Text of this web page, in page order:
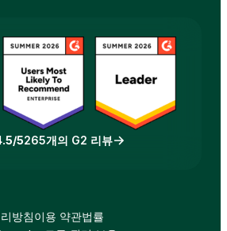
5265개의 G2 리뷰
방침이용 약관법률